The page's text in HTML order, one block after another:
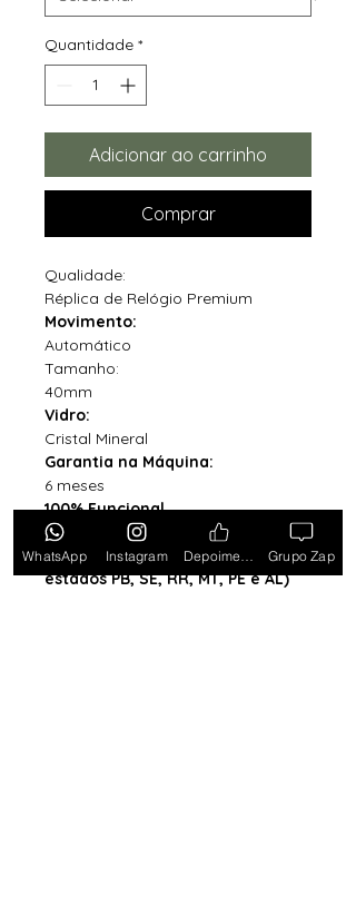
Quantidade *
Adicionar ao carrinho
Comprar
Qualidade:
Réplica de Relógio Premium
Movimento:
Automático
Tamanho:
40mm
Vidro:
Cristal Mineral
Garantia na Máquina:
6 meses
100% Funcional
Acompanha Caixa Simples com
Almofada (exceto para os
estados PB, SE, RR, MT, PE e AL)
WhatsApp Instagram Grupo Zap